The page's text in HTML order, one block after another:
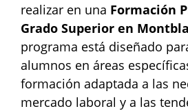
realizar en una Formación
Grado Superior en
programa está diseñado
alumnos en áreas
formación adaptada a las
mercado laboral y a las